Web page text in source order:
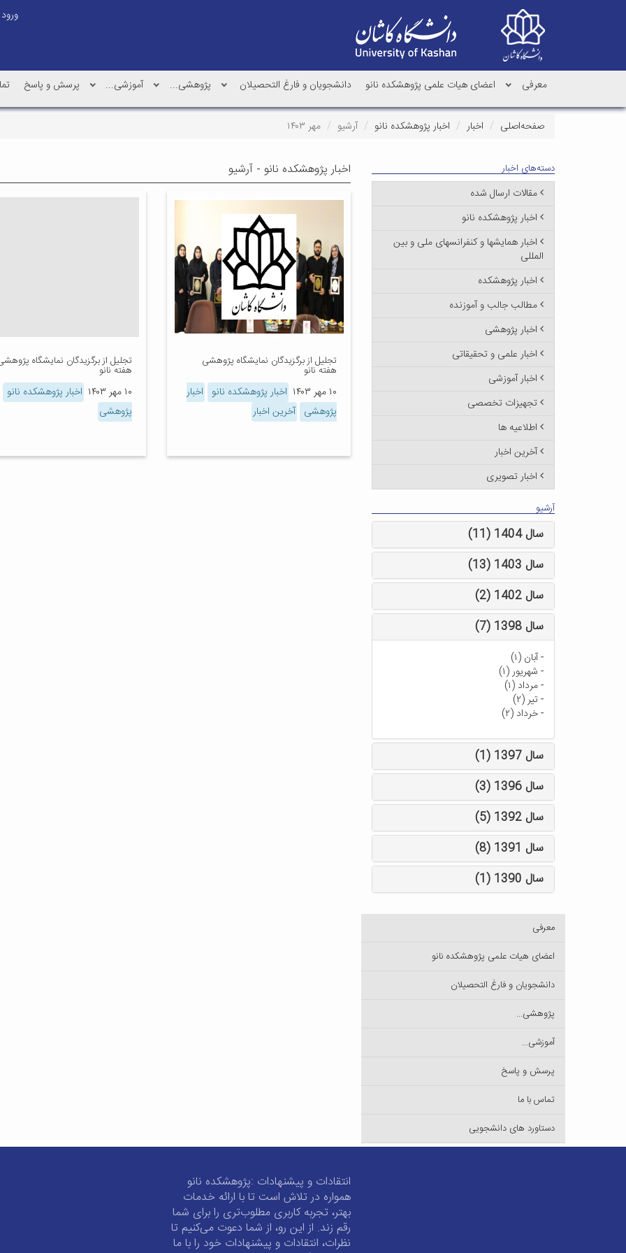
ورود
معرفی اعضای هیات علمی پژوهشکده نانو دانشجویان و فارغ التحصیلان پژوهشی... آموزشی... پرسش و پاسخ
صفحه‌اصلی اخبار اخبار پژوهشکده نانو آرشیو مهر ۱۴۰۳
اخبار پژوهشکده نانو - آرشیو
تجلیل از برگزیدگان نمایشگاه پژوهشی
هفته نانو
۱۰ مهر ۱۴۰۳ اخبار پژوهشکده نانو اخبار
پژوهشی آخرین اخبار
تجلیل از برگزیدگان نمایشگاه
هفته نانو
۱۰ مهر ۱۴۰۳ اخبار پژوهشکده نانو
پژوهشی
دسته‌های اخبار
مقالات ارسال شده
اخبار پژوهشکده نانو
اخبار همایشها و کنفرانسهای ملی و بین
المللی
اخبار پژوهشکده
مطالب جالب و آموزنده
اخبار پژوهشی
اخبار علمی و تحقیقاتی
اخبار آموزشی
تجهیزات تخصصی
اطلاعیه ها
آخرین اخبار
اخبار تصویری
آرشیو
سال 1404 (11)
سال 1403 (13)
سال 1402 (2)
سال 1398 (7)
-آبان (۱)
- شهریور (۱)
-مرداد (۱)
-تیر (۲)
-خرداد (۲)
سال 1397 (1)
سال 1396 (3)
سال 1392 (5)
سال 1391 (8)
سال 1390 (1)
معرفی
اعضای هیات علمی پژوهشکده نانو
دانشجویان و فارغ التحصیلان
پژوهشی...
آموزشی...
پرسش و پاسخ
تماس با ما
دستاورد های دانشجویی
انتقادات و پیشنهادات :پژوهشکده نانو
همواره در تلاش است تا با ارائه خدمات
بهتر، تجربه کاربری مطلوب‌تری را برای شما
رقم زند. از این رو، از شما دعوت می‌کنیم تا
نظرات، انتقادات و پیشنهادات خود را با ما